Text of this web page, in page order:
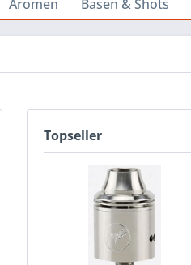
Aromen Basen & Shots
Topseller